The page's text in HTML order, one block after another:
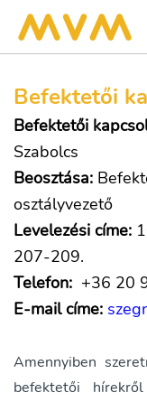
Befektetői
Befektetői
Szabolcs
Beosztása:
osztályvezető
Levelezési címe:
207-209.
Telefon: +36 20
E-mail címe:
Amennyiben
befektetői